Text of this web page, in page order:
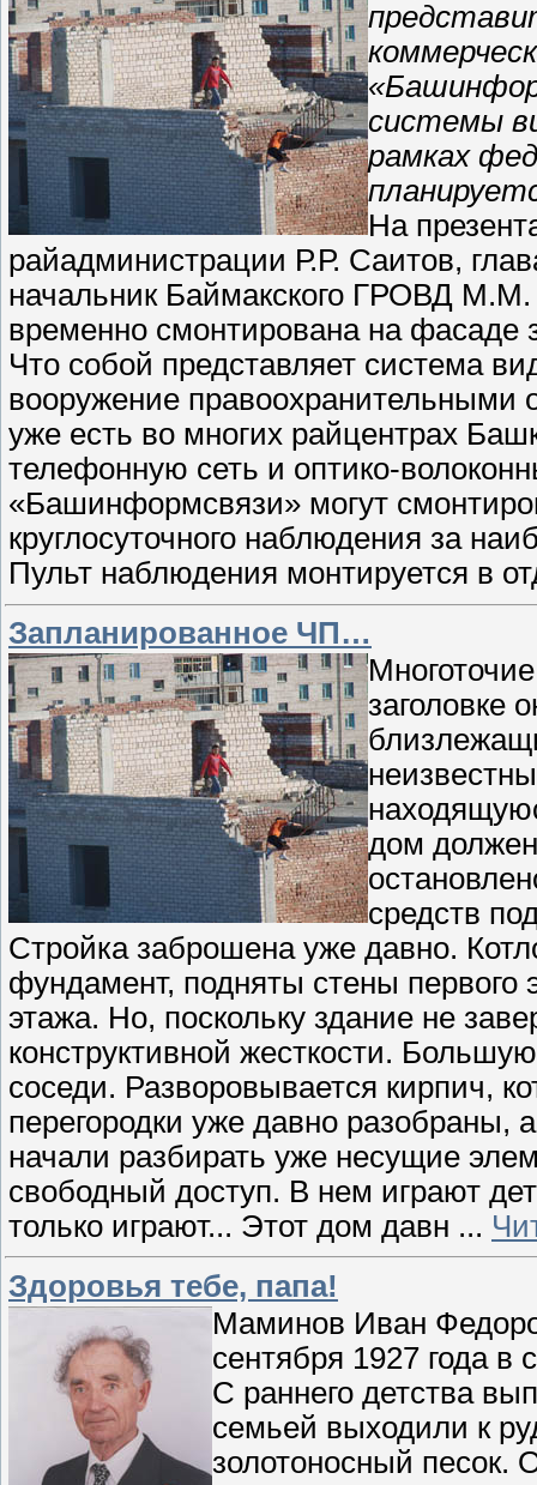
системы
рамках
На
райадминистрации Р.Р. Саитов,
начальник Баймакского ГРОВД
временно смонтирована на фасаде
Что собой представляет система
вооружение правоохранительными
уже есть во многих райцентрах
телефонную сеть и оптико-
«Башинформсвязи» могут
круглосуточного наблюдения за
Пульт наблюдения монтируется в
Запланированное ЧП…
заголовке
дом
средств
Стройка заброшена уже давно.
фундамент, подняты стены первого
этажа. Но, поскольку здание не
конструктивной жесткости.
соседи. Разворовывается кирпич,
перегородки уже давно разобраны,
начали разбирать уже несущие
свободный доступ. В нем играют
только играют... Этот дом давн ...
Здоровья тебе, папа!
Маминов Иван
сентября 1927 года в
С раннего детства
семьей выходили к
золотоносный песок.